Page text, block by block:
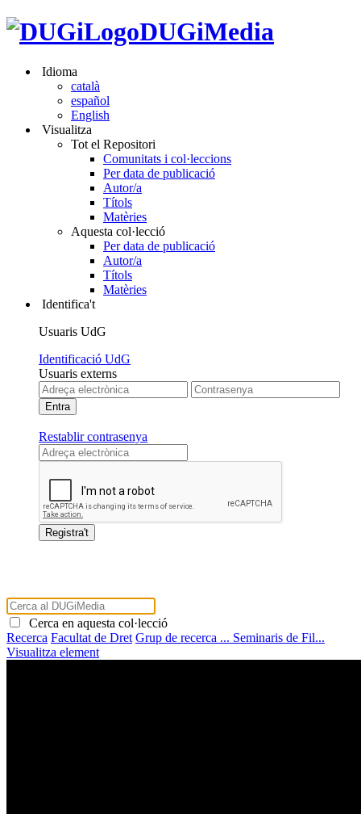
DUGiMedia
Idioma
català
español
English
Visualitza
Tot el Repositori
Comunitats i col·leccions
Per data de publicació
Autor/a
Títols
Matèries
Aquesta col·lecció
Per data de publicació
Autor/a
Títols
Matèries
Identifica't
Usuaris UdG
Identificació UdG
Usuaris externs
Restablir contrasenya
Cerca en aquesta col·lecció
Recerca Facultat de Dret Grup de recerca ... Seminaris de Fil...
Visualitza element